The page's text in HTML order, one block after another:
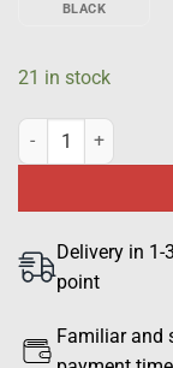
BLACK
21 in stock
Cell phone pouch
Delivery in
point
Familiar and